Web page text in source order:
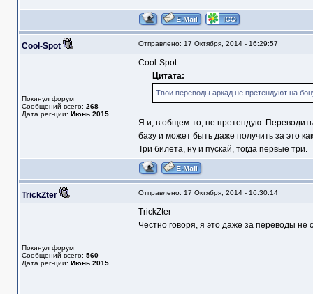
Cool-Spot Отправлено: 17 Октября, 2014 - 16:29:57
Покинул форум
Сообщений всего: 268
Дата рег-ции: Июнь 2015
Cool-Spot
Цитата:
Твои переводы аркад не претендуют на
Я и, в общем-то, не претендую.
базу и может быть даже получить за это
Три билета, ну и пускай, тогда первые три.
TrickZter Отправлено: 17 Октября, 2014 - 16:30:14
Покинул форум
Сообщений всего: 560
Дата рег-ции: Июнь 2015
TrickZter
Честно говоря, я это даже за переводы не